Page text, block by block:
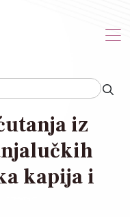
iz
kapija i